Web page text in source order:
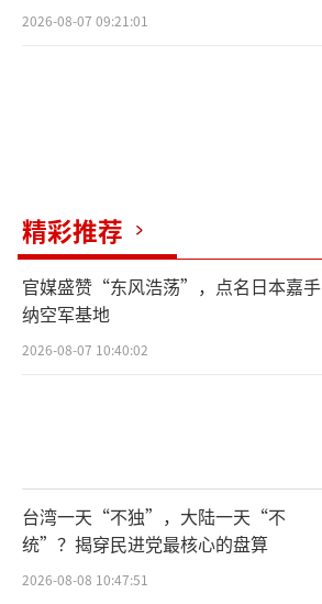
2026-08-07 09:21:01
精彩推荐
官媒盛赞“东风浩荡”，点名日本嘉手
纳空军基地
2026-08-07 10:40:02
台湾一天“不独”，大陆一天“不
统”？揭穿民进党最核心的盘算
2026-08-08 10:47:51